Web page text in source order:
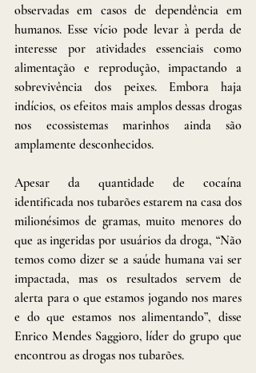
observadas em casos de dependência em
humanos. Esse vício pode levar à perda de
interesse por atividades essenciais como
alimentação e reprodução, impactando a
sobrevivência dos peixes. Embora haja
indícios, os efeitos mais amplos dessas drogas
nos ecossistemas marinhos ainda são
amplamente desconhecidos.
Apesar da quantidade de cocaína
identificada nos tubarões estarem na casa dos
milionésimos de gramas, muito menores do
que as ingeridas por usuários da droga, “Não
temos como dizer se a saúde humana vai ser
impactada, mas os resultados servem de
alerta para o que estamos jogando nos mares
e do que estamos nos alimentando”, disse
Enrico Mendes Saggioro, líder do grupo que
encontrou as drogas nos tubarões.